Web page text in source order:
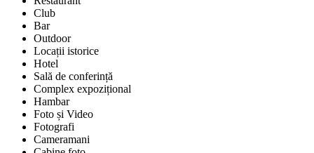
Club
Bar
Outdoor
Locații istorice
Hotel
Sală de conferință
Complex expozițional
Hambar
Foto și Video
Fotografi
Cameramani